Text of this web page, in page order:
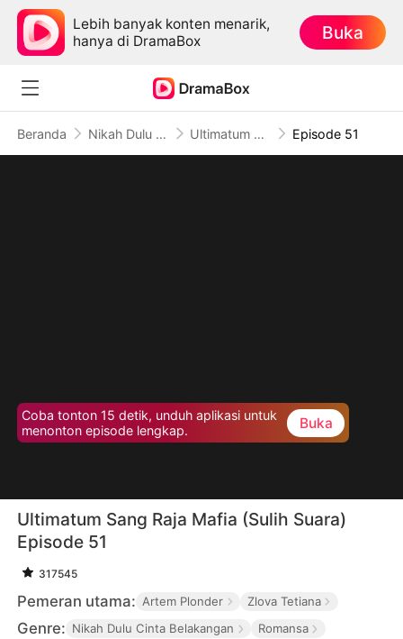
Lebih banyak konten menarik,
hanya di DramaBox
Buka
Beranda Nikah Dulu Cinta Belakangan Ultimatum Sang Raja Mafia (Sulih Suara) Episode 51
Coba tonton 15 detik, unduh aplikasi untuk
menonton episode lengkap.
Buka
Ultimatum Sang Raja Mafia (Sulih Suara)
Episode 51
317545
Pemeran utama: Artem Plonder Zlova Tetiana
Genre: Nikah Dulu Cinta Belakangan Romansa